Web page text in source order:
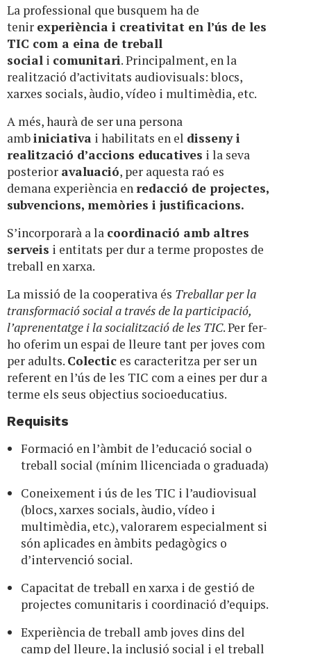
La professional que busquem ha de
tenir experiència i creativitat en l’ús de les
TIC com a eina de treball
social i comunitari. Principalment, en la
realització d’activitats audiovisuals: blocs,
xarxes socials, àudio, vídeo i multimèdia, etc.
A més, haurà de ser una persona
ambiniciativa i habilitats en el disseny i
realització d’accions educatives i la seva
posterior avaluació, per aquesta raó es
demana experiència en redacció de projectes,
subvencions, memòries i justificacions.
S’incorporarà a la coordinació amb altres
serveis i entitats per dur a terme propostes de
treball en xarxa.
La missió de la cooperativa és Treballar per la
transformació social a través de la participació,
l’aprenentatge i la socialització de les TIC. Per fer-
ho oferim un espai de lleure tant per joves com
per adults. Colectic es caracteritza per ser un
referent en l’ús de les TIC com a eines per dur a
terme els seus objectius socioeducatius.
Requisits
Formació en l’àmbit de l’educació social o
treball social (mínim llicenciada o graduada)
Coneixement i ús de les TIC i l’audiovisual
(blocs, xarxes socials, àudio, vídeo i
multimèdia, etc.), valorarem especialment si
són aplicades en àmbits pedagògics o
d’intervenció social.
Capacitat de treball en xarxa i de gestió de
projectes comunitaris i coordinació d’equips.
Experiència de treball amb joves dins del
camp del lleure, la inclusió social i el treball